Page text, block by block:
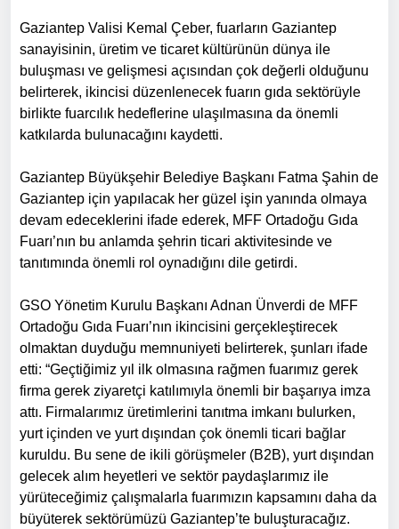
Gaziantep Valisi Kemal Çeber, fuarların Gaziantep
sanayisinin, üretim ve ticaret kültürünün dünya ile
buluşması ve gelişmesi açısından çok değerli olduğunu
belirterek, ikincisi düzenlenecek fuarın gıda sektörüyle
birlikte fuarcılık hedeflerine ulaşılmasına da önemli
katkılarda bulunacağını kaydetti.
Gaziantep Büyükşehir Belediye Başkanı Fatma Şahin de
Gaziantep için yapılacak her güzel işin yanında olmaya
devam edeceklerini ifade ederek, MFF Ortadoğu Gıda
Fuarı’nın bu anlamda şehrin ticari aktivitesinde ve
tanıtımında önemli rol oynadığını dile getirdi.
GSO Yönetim Kurulu Başkanı Adnan Ünverdi de MFF
Ortadoğu Gıda Fuarı’nın ikincisini gerçekleştirecek
olmaktan duyduğu memnuniyeti belirterek, şunları ifade
etti: “Geçtiğimiz yıl ilk olmasına rağmen fuarımız gerek
firma gerek ziyaretçi katılımıyla önemli bir başarıya imza
attı. Firmalarımız üretimlerini tanıtma imkanı bulurken,
yurt içinden ve yurt dışından çok önemli ticari bağlar
kuruldu. Bu sene de ikili görüşmeler (B2B), yurt dışından
gelecek alım heyetleri ve sektör paydaşlarımız ile
yürüteceğimiz çalışmalarla fuarımızın kapsamını daha da
büyüterek sektörümüzü Gaziantep’te buluşturacağız.